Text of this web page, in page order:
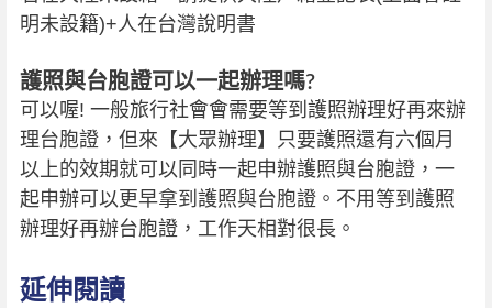
明未設籍)+人在台灣說明書
護照與台胞證可以一起辦理嗎?
可以喔! 一般旅行社會會需要等到護照辦理好再來辦
理台胞證，但來【大眾辦理】只要護照還有六個月
以上的效期就可以同時一起申辦護照與台胞證，一
起申辦可以更早拿到護照與台胞證。不用等到護照
辦理好再辦台胞證，工作天相對很長。
延伸閱讀